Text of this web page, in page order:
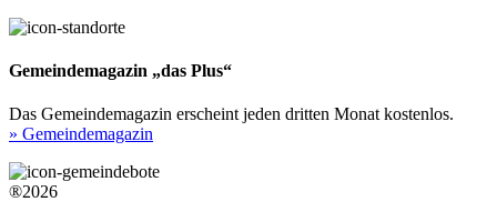
Gemeindemagazin „das Plus“
Das Gemeindemagazin erscheint jeden dritten Monat kostenlos.
» Gemeindemagazin
®2026